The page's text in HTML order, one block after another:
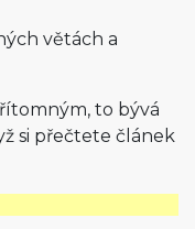
větách a
to bývá
si přečtete článek